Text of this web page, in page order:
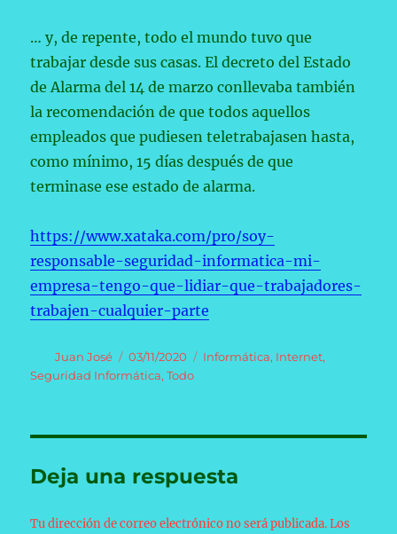
… y, de repente, todo el mundo tuvo que
trabajar desde sus casas. El decreto del Estado
de Alarma del 14 de marzo conllevaba también
la recomendación de que todos aquellos
empleados que pudiesen teletrabajasen hasta,
como mínimo, 15 días después de que
terminase ese estado de alarma.
https://www.xataka.com/pro/soy-
responsable-seguridad-informatica-mi-
empresa-tengo-que-lidiar-que-trabajadores-
trabajen-cualquier-parte
Autor
Juan José
Publicado
el
03/11/2020 Categorías
Informática, Internet,
Seguridad Informática,Todo
Deja una respuesta
Tu dirección de correo electrónico no será publicada. Los